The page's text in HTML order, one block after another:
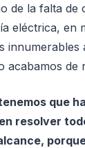
de la falta de
eléctrica, en
innumerables
acabamos de
que
resolver